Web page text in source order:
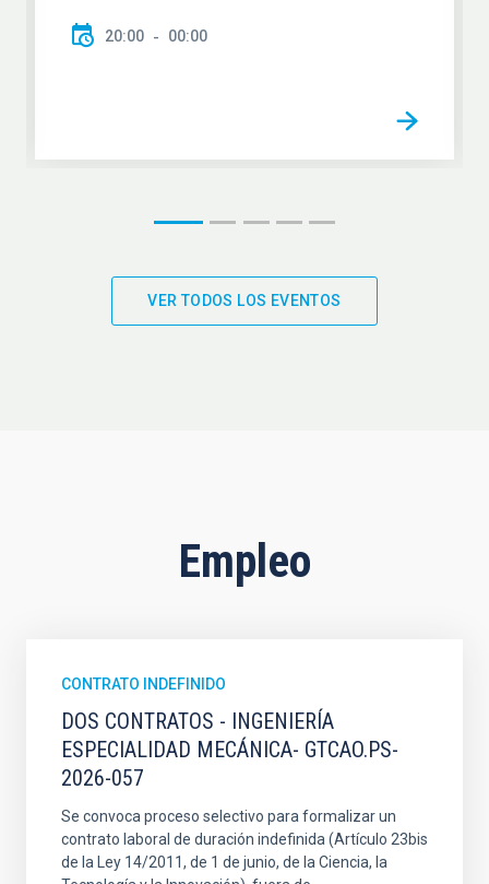
20:00 00:00
VER TODOS LOS EVENTOS
Empleo
CONTRATO INDEFINIDO
DOS CONTRATOS - INGENIERÍA
ESPECIALIDAD MECÁNICA- GTCAO.PS-
2026-057
Se convoca proceso selectivo para formalizar un
contrato laboral de duración indefinida (Artículo 23bis
de la Ley 14/2011, de 1 de junio, de la Ciencia, la